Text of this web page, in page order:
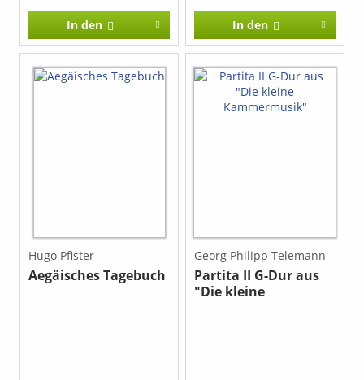
In den In den
Hugo Pfister
Aegäisches Tagebuch
Georg Philipp Telemann
Partita II G-Dur aus
"Die kleine